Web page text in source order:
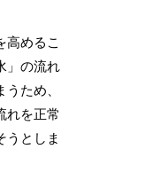
高めるこ
」の流れ
ため、
れを正常
うとしま